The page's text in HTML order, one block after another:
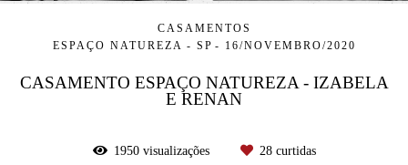
CASAMENTOS
ESPAÇO NATUREZA - SP
16/NOVEMBRO/2020
CASAMENTO ESPAÇO NATUREZA - IZABELA
E RENAN
1950visualizações 28curtidas